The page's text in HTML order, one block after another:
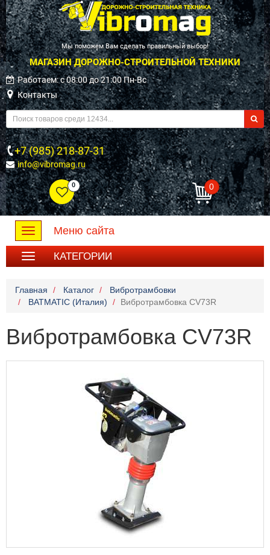
Мы поможем Вам сделать правильный выбор!
МАГАЗИН ДОРОЖНО-СТРОИТЕЛЬНОЙ ТЕХНИКИ
Работаем: c 08:00 до 21:00 Пн-Вс
Контакты
+7 (985) 218-87-31
info@vibromag.ru
0 0
Toggle
navigation
Меню сайта
КАТЕГОРИИ
Главная Каталог
Вибротрамбовки
BATMATIC (Италия)
Вибротрамбовка CV73R
Вибротрамбовка CV73R